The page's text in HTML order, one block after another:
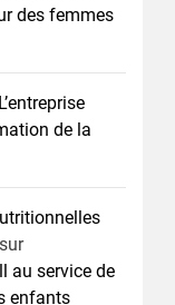
des femmes
L’entreprise
de la
au service de
enfants